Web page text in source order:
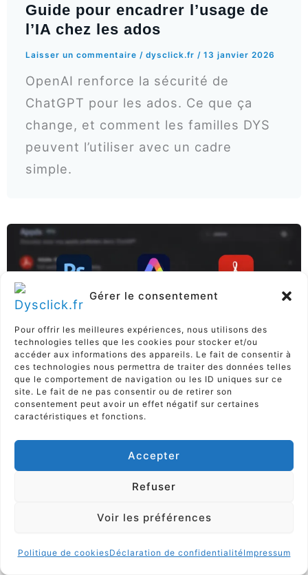
Gérer le consentement
Pour offrir les meilleures expériences, nous utilisons des
technologies telles que les cookies pour stocker et/ou
accéder aux informations des appareils. Le fait de consentir à
ces technologies nous permettra de traiter des données telles
que le comportement de navigation ou les ID uniques sur ce
site. Le fait de ne pas consentir ou de retirer son
consentement peut avoir un effet négatif sur certaines
caractéristiques et fonctions.
Accepter
Refuser
Voir les préférences
Politique de cookiesDéclaration de confidentialitéImpressum
Guide pour encadrer l’usage de
l’IA chez les ados
Laisser un commentaire /dysclick.fr/13 janvier 2026
OpenAI renforce la sécurité de
ChatGPT pour les ados. Ce que ça
change, et comment les familles DYS
peuvent l’utiliser avec un cadre
simple.
Photoshop gratuit dans ChatGPT
: le raccourci DYS
Laisser un commentaire dysclick.fr
Photoshop, Express et Acrobat